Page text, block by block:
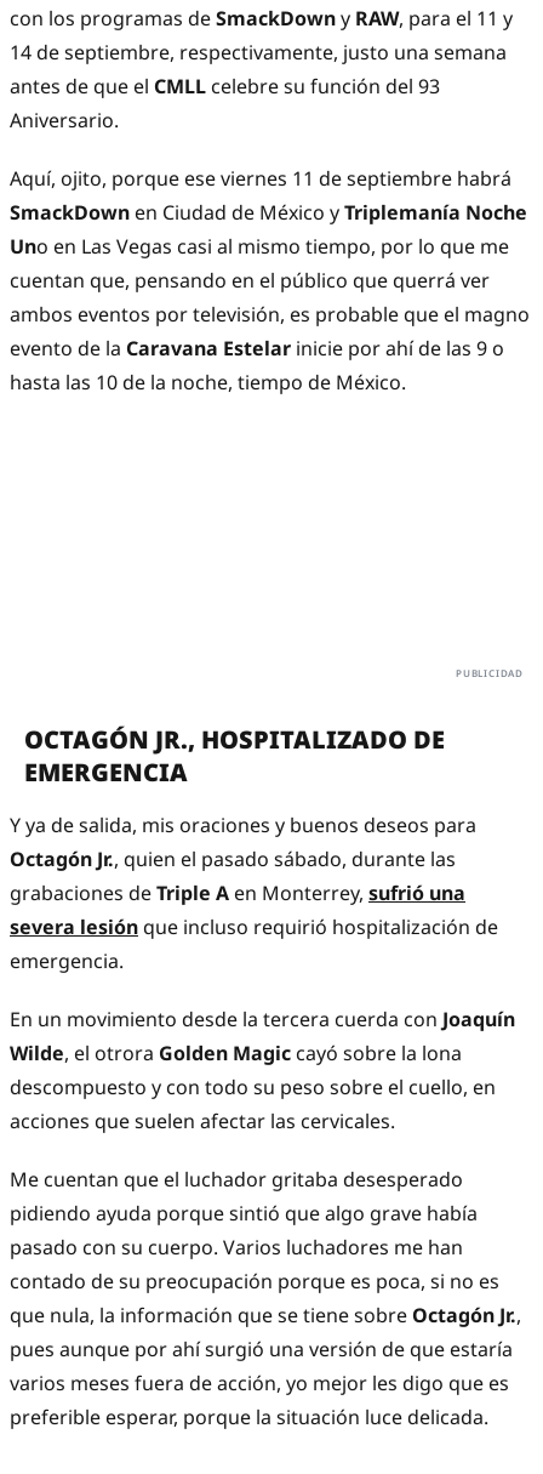
con los programas deSmackDowny RAW, para el 11 y
14 de septiembre, respectivamente, justo una semana
antes de que el CMLL celebre su función del 93
Aniversario.
Aquí, ojito, porque ese viernes 11 de septiembre habrá
SmackDown en Ciudad de México yTriplemanía Noche
Uno en Las Vegas casi al mismo tiempo, por lo que me
cuentan que, pensando en el público que querrá ver
ambos eventos por televisión, es probable que el magno
evento de la Caravana Estelar inicie por ahí de las 9 o
hasta las 10 de la noche, tiempo de México.
OCTAGÓN JR., HOSPITALIZADO DE
EMERGENCIA
Y ya de salida, mis oraciones y buenos deseos para
Octagón Jr., quien el pasado sábado, durante las
grabaciones deTriple A en Monterrey, sufrió una
severa lesiónque incluso requirió hospitalización de
emergencia.
En un movimiento desde la tercera cuerda con Joaquín
Wilde, el otrora Golden Magic cayó sobre la lona
descompuesto y con todo su peso sobre el cuello, en
acciones que suelen afectar las cervicales.
Me cuentan que el luchador gritaba desesperado
pidiendo ayuda porque sintió que algo grave había
pasado con su cuerpo. Varios luchadores me han
contado de su preocupación porque es poca, si no es
que nula, la información que se tiene sobreOctagón Jr.,
pues aunque por ahí surgió una versión de que estaría
varios meses fuera de acción, yo mejor les digo que es
preferible esperar, porque la situación luce delicada.